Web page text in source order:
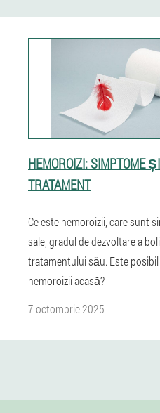
HEMOROIZI: SIMPTOME ȘI
TRATAMENT
Ce este hemoroizii, care sunt
sale, gradul de dezvoltare a
tratamentului său. Este
hemoroizii acasă?
7 octombrie 2025